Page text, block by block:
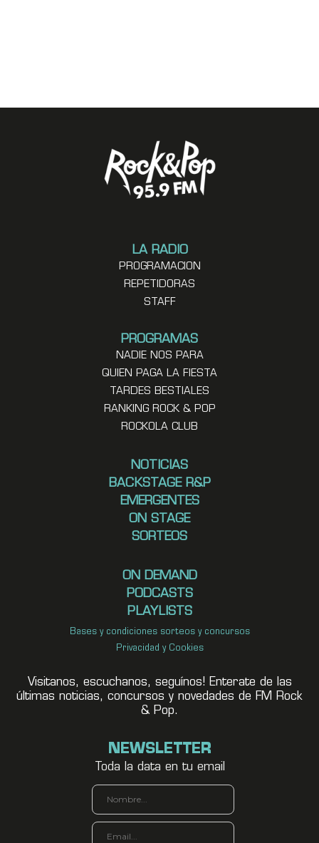
LA RADIO
PROGRAMACION
REPETIDORAS
STAFF
PROGRAMAS
NADIE NOS PARA
QUIEN PAGA LA FIESTA
TARDES BESTIALES
RANKING ROCK & POP
ROCKOLA CLUB
NOTICIAS
BACKSTAGE R&P
EMERGENTES
ON STAGE
SORTEOS
ON DEMAND
PODCASTS
PLAYLISTS
Bases y condiciones sorteos y concursos
Privacidad y Cookies
Visitanos, escuchanos, seguínos! Enterate de las
últimas noticias, concursos y novedades de FM Rock
& Pop.
NEWSLETTER
Toda la data en tu email